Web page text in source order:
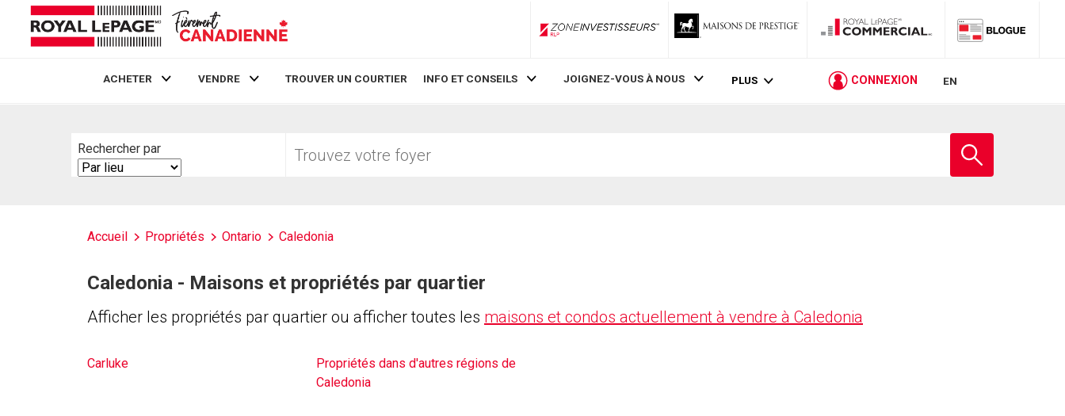
ZoneInvestisseurs RLP
ACHETER VENDRE TROUVER UN COURTIER INFO ET CONSEILS JOIGNEZ-VOUS À NOUS PLUS CONNEXION EN
Rechercher par
Search
By
votre
Accueil Propriétés Ontario Caledonia
Caledonia - Maisons et propriétés par quartier
Afficher les propriétés par quartier ou afficher toutes les maisons et condos actuellement à vendre à Caledonia
Carluke
Propriétés dans d'autres régions de
Caledonia